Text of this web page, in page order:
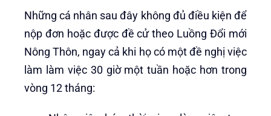
Những cá nhân sau đây không đủ điều kiện để
nộp đơn hoặc được đề cử theo Luồng Đổi mới
Nông Thôn, ngay cả khi họ có một đề nghị việc
làm làm việc 30 giờ một tuần hoặc hơn trong
vòng 12 tháng: